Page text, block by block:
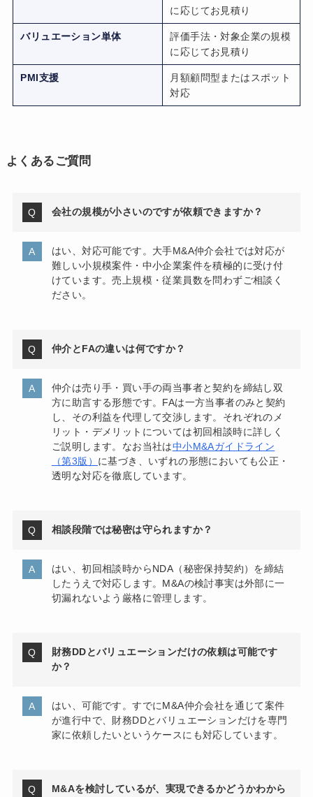
に応じてお見積り
バリュエーション単体
評価手法・対象企業の規模
に応じてお見積り
PMI支援
月額顧問型またはスポット
対応
よくあるご質問
会社の規模が小さいのですが依頼できますか？
はい、対応可能です。大手M&A仲介会社では対応が
難しい小規模案件・中小企業案件を積極的に受け付
けています。売上規模・従業員数を問わずご相談く
ださい。
仲介とFAの違いは何ですか？
仲介は売り手・買い手の両当事者と契約を締結し双
方に助言する形態です。FAは一方当事者のみと契約
し、その利益を代理して交渉します。それぞれのメ
リット・デメリットについては初回相談時に詳しく
ご説明します。なお当社は中小M&Aガイドライン
（第3版） に基づき、いずれの形態においても公正・
透明な対応を徹底しています。
相談段階では秘密は守られますか？
はい、初回相談時からNDA（秘密保持契約）を締結
したうえで対応します。M&Aの検討事実は外部に一
切漏れないよう厳格に管理します。
財務DDとバリュエーションだけの依頼は可能です
か？
はい、可能です。すでにM&A仲介会社を通じて案件
が進行中で、財務DDとバリュエーションだけを専門
家に依頼したいというケースにも対応しています。
M&Aを検討しているが、実現できるかどうかわから